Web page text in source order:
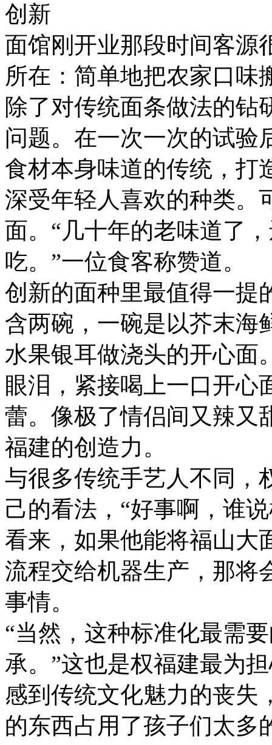
创新
面馆刚开业那段时间客源
所在：简单地把农家口味
除了对传统面条做法的钻
问题。在一次一次的试验
食材本身味道的传统，打
深受年轻人喜欢的种类。
面。“几十年的老味道了
吃。”一位食客称赞道。
创新的面种里最值得一提
含两碗，一碗是以芥末海
水果银耳做浇头的开心面
眼泪，紧接喝上一口开心
蕾。像极了情侣间又辣又
福建的创造力。
与很多传统手艺人不同，
己的看法，“好事啊，谁
看来，如果他能将福山大
流程交给机器生产，那将
事情。
“当然，这种标准化最需
承。”这也是权福建最为
感到传统文化魅力的丧失
的东西占用了孩子们太多